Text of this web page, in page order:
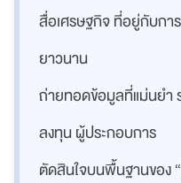
สื่อเศรษฐกิจ ที่อยู่กับกา
ยาวนาน
ถ่ายทอดข้อมูลที่แม่นยำ
ลงทุน ผู้ประกอบการ
ตัดสินใจบนพื้นฐานของ “